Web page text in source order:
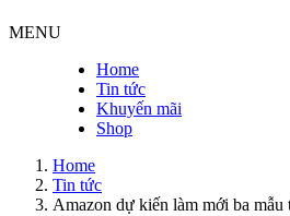
MENU
Home
Tin tức
Khuyến mãi
Shop
Home
Tin tức
Amazon dự kiến làm mới ba mẫu